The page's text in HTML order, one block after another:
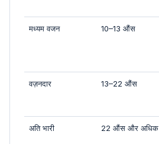
मध्यम वजन 10–13 औंस
वज़नदार 13–22 औंस
अति भारी 22 औंस और अधिक